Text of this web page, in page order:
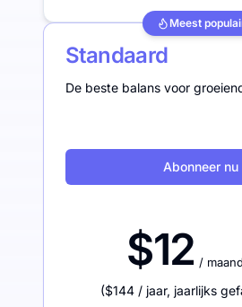
Meest
Standaard
De beste balans voor
Abonneer nu
$12 / maand
($144 / jaar, jaarlijks